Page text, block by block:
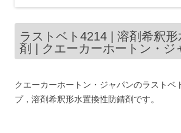
ラストベト4214 | 溶剤希釈
剤 | クエーカーホートン・ジ
クエーカーホートン・ジャパンのラストベ
プ，溶剤希釈形水置換性防錆剤です。